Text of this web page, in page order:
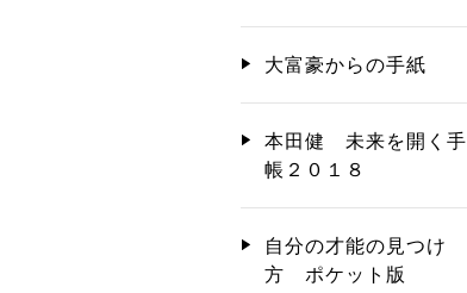
大富豪からの手紙
本田健 未来を開く手
帳２０１８
自分の才能の見つけ
方 ポケット版